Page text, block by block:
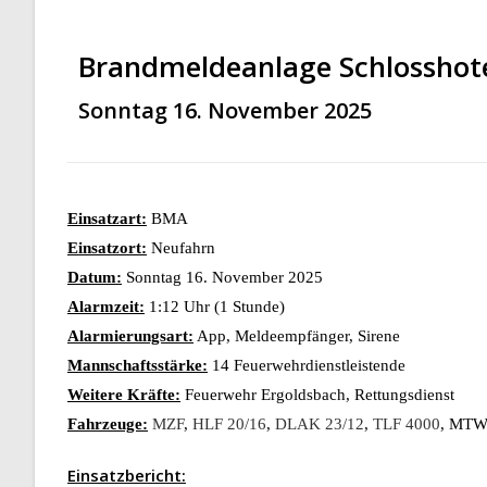
Brandmeldeanlage
Sonntag 16. November 2025
Einsatzart: BMA
Einsatzort: Neufahrn
Datum: Sonntag 16. November 2025
Alarmzeit: 1:12 Uhr (1 Stunde)
Alarmierungsart: App, Meldeempfänger, Sirene
Mannschaftsstärke: 14 Feuerwehrdienstleistende
Weitere Kräfte: Feuerwehr Ergoldsbach, Rettungsdienst
Fahrzeuge: MZF, HLF 20/16, DLAK 23/12, TLF 4000, MTW
Einsatzbericht: